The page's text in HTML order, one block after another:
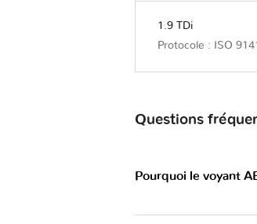
1.9 TDi
Protocole : ISO 9141
Questions
Pourquoi le voyant